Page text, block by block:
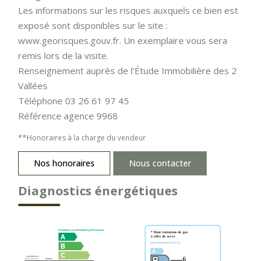
Les informations sur les risques auxquels ce bien est
exposé sont disponibles sur le site :
www.georisques.gouv.fr. Un exemplaire vous sera
remis lors de la visite.
Renseignement auprès de l'Étude Immobilière des 2
Vallées
Téléphone 03 26 61 97 45
Référence agence 9968
**Honoraires à la charge du vendeur
Nos honoraires Nous contacter
Diagnostics énergétiques